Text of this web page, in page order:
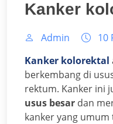
Kanker
Admin 10
Kanker kolorektal
berkembang di
rektum. Kanker ini
usus besar dan
kanker yang umum